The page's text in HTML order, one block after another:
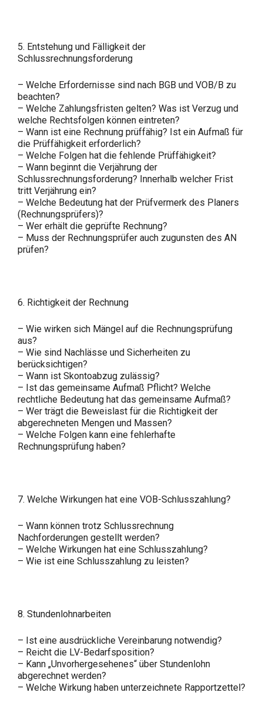
5. Entstehung und Fälligkeit der
Schlussrechnungsforderung
– Welche Erfordernisse sind nach BGB und VOB/B zu
beachten?
– Welche Zahlungsfristen gelten? Was ist Verzug und
welche Rechtsfolgen können eintreten?
– Wann ist eine Rechnung prüffähig? Ist ein Aufmaß für
die Prüffähigkeit erforderlich?
– Welche Folgen hat die fehlende Prüffähigkeit?
– Wann beginnt die Verjährung der
Schlussrechnungsforderung? Innerhalb welcher Frist
tritt Verjährung ein?
– Welche Bedeutung hat der Prüfvermerk des Planers
(Rechnungsprüfers)?
– Wer erhält die geprüfte Rechnung?
– Muss der Rechnungsprüfer auch zugunsten des AN
prüfen?
6. Richtigkeit der Rechnung
– Wie wirken sich Mängel auf die Rechnungsprüfung
aus?
– Wie sind Nachlässe und Sicherheiten zu
berücksichtigen?
– Wann ist Skontoabzug zulässig?
– Ist das gemeinsame Aufmaß Pflicht? Welche
rechtliche Bedeutung hat das gemeinsame Aufmaß?
– Wer trägt die Beweislast für die Richtigkeit der
abgerechneten Mengen und Massen?
– Welche Folgen kann eine fehlerhafte
Rechnungsprüfung haben?
7. Welche Wirkungen hat eine VOB-Schlusszahlung?
– Wann können trotz Schlussrechnung
Nachforderungen gestellt werden?
– Welche Wirkungen hat eine Schlusszahlung?
– Wie ist eine Schlusszahlung zu leisten?
8. Stundenlohnarbeiten
– Ist eine ausdrückliche Vereinbarung notwendig?
– Reicht die LV-Bedarfsposition?
– Kann „Unvorhergesehenes“ über Stundenlohn
abgerechnet werden?
– Welche Wirkung haben unterzeichnete Rapportzettel?